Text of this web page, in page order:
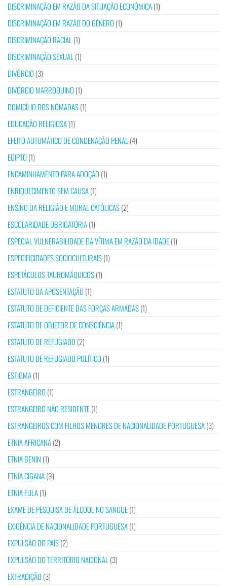
DISCRIMINAÇÃO EM RAZÃO DA SITUAÇÃO ECONÓMICA(1)
DISCRIMINAÇÃO EM RAZÃO DO GÉNERO (1)
DISCRIMINAÇÃO RACIAL (1)
DISCRIMINAÇÃO SEXUAL (1)
DIVÓRCIO (3)
DIVÓRCIO MARROQUINO (1)
DOMICÍLIO DOS NÓMADAS(1)
EDUCAÇÃO RELIGIOSA(1)
EFEITO AUTOMÁTICO DE CONDENAÇÃO PENAL (4)
EGIPTO (1)
ENCAMINHAMENTO PARA ADOÇÃO (1)
ENRIQUECIMENTO SEM CAUSA(1)
ENSINO DA RELIGIÃO E MORAL CATÓLICAS(2)
ESCOLARIDADE OBRIGATÓRIA(1)
ESPECIAL VULNERABILIDADE DA VÍTIMA EM RAZÃO DA IDADE(1)
ESPECIFICIDADES SOCIOCULTURAIS(1)
ESPETÁCULOS TAUROMÁQUICOS(1)
ESTATUTO DA APOSENTAÇÃO (1)
ESTATUTO DE DEFICIENTE DAS FORÇAS ARMADAS(1)
ESTATUTO DE OBJETOR DE CONSCIÊNCIA(1)
ESTATUTO DE REFUGIADO (2)
ESTATUTO DE REFUGIADO POLÍTICO (1)
ESTIGMA(1)
ESTRANGEIRO (1)
ESTRANGEIRO NÃO RESIDENTE(1)
ESTRANGEIROS COM FILHOS MENORES DE NACIONALIDADE PORTUGUESA(3)
ETNIA AFRICANA(2)
ETNIA BENIN (1)
ETNIA CIGANA(9)
ETNIA FULA(1)
EXAME DE PESQUISA DE ÁLCOOL NO SANGUE(1)
EXIGÊNCIA DE NACIONALIDADE PORTUGUESA(1)
EXPULSÃO DO PAÍS(2)
EXPULSÃO DO TERRITÓRIO NACIONAL (3)
EXTRADIÇÃO (3)